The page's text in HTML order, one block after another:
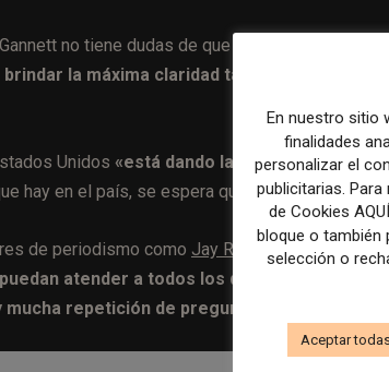
no tiene dudas de que tanto informar
la máxima claridad tanto las noticias
Unidos «está dando la vuelta a la
hay en el país, se espera que la
de periodismo como Jay Rosen planteaban la
atender a todos los que envían dudas,
mucha repetición de preguntas, que gran
En nuestro sitio
finalidades
personalizar el
publicitarias.
de Cookies
bloque o también
selección o
Aceptar